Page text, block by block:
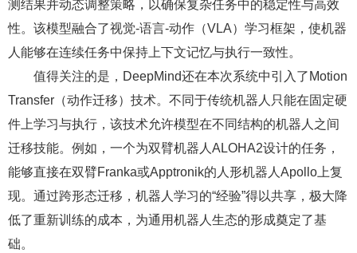
测结果并动态调整策略，以确保复杂任务中的稳定性与高效
性。该模型融合了视觉-语言-动作（VLA）学习框架，使机器
人能够在连续任务中保持上下文记忆与执行一致性。
值得关注的是，DeepMind还在本次系统中引入了Motion
Transfer（动作迁移）技术。不同于传统机器人只能在固定硬
件上学习与执行，该技术允许模型在不同结构的机器人之间
迁移技能。例如，一个为双臂机器人ALOHA2设计的任务，
能够直接在双臂Franka或Apptronik的人形机器人Apollo上复
现。通过跨形态迁移，机器人学习的“经验”得以共享，极大降
低了重新训练的成本，为通用机器人生态的形成奠定了基
础。